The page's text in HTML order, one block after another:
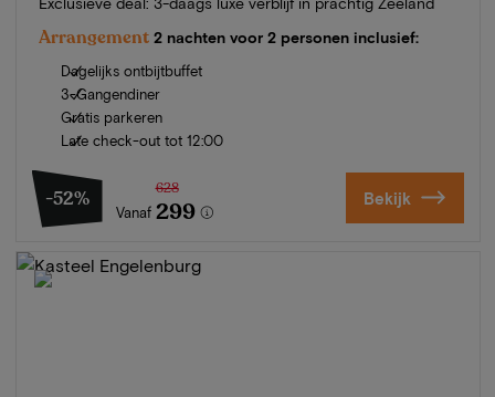
Arrangement 2 nachten voor 2 personen inclusief:
Dagelijks ontbijtbuffet
3-Gangendiner
Gratis parkeren
Late check-out tot 12:00
-52%
Vanaf
628
299 Bekijk